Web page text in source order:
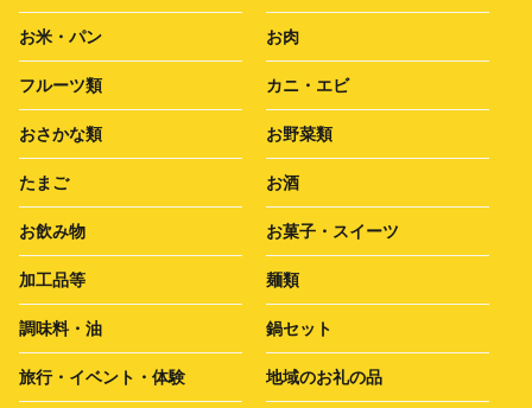
お米・パン お肉
フルーツ類 カニ・エビ
おさかな類 お野菜類
たまご お酒
お飲み物 お菓子・スイーツ
加工品等 麺類
調味料・油 鍋セット
旅行・イベント・体験 地域のお礼の品